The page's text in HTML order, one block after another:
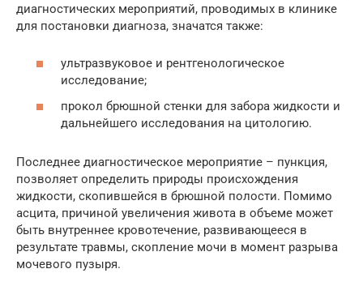
диагностических мероприятий, проводимых в клинике
для постановки диагноза, значатся также:
ультразвуковое и рентгенологическое
исследование;
прокол брюшной стенки для забора жидкости и
дальнейшего исследования на цитологию.
Последнее диагностическое мероприятие – пункция,
позволяет определить природы происхождения
жидкости, скопившейся в брюшной полости. Помимо
асцита, причиной увеличения живота в объеме может
быть внутреннее кровотечение, развивающееся в
результате травмы, скопление мочи в момент разрыва
мочевого пузыря.